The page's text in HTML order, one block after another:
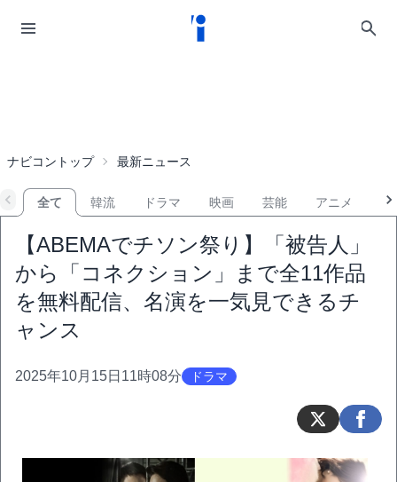
ナビコントップ 最新ニュース
全て 韓流 ドラマ 映画 芸能 アニメ
【ABEMAでチソン祭り】「被告人」
から「コネクション」まで全11作品
を無料配信、名演を一気見できるチ
ャンス
2025年10月15日11時08分 ドラマ